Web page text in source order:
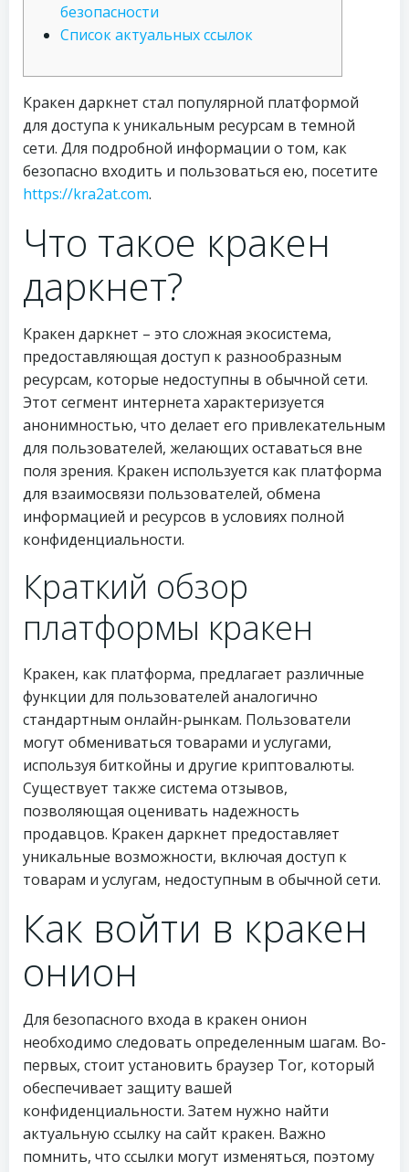
безопасности
Список актуальных ссылок
Кракен даркнет стал популярной платформой
для доступа к уникальным ресурсам в темной
сети. Для подробной информации о том, как
безопасно входить и пользоваться ею, посетите
https://kra2at.com.
Что такое кракен
даркнет?
Кракен даркнет – это сложная экосистема,
предоставляющая доступ к разнообразным
ресурсам, которые недоступны в обычной сети.
Этот сегмент интернета характеризуется
анонимностью, что делает его привлекательным
для пользователей, желающих оставаться вне
поля зрения. Кракен используется как платформа
для взаимосвязи пользователей, обмена
информацией и ресурсов в условиях полной
конфиденциальности.
Краткий обзор
платформы кракен
Кракен, как платформа, предлагает различные
функции для пользователей аналогично
стандартным онлайн-рынкам. Пользователи
могут обмениваться товарами и услугами,
используя биткойны и другие криптовалюты.
Существует также система отзывов,
позволяющая оценивать надежность
продавцов. Кракен даркнет предоставляет
уникальные возможности, включая доступ к
товарам и услугам, недоступным в обычной сети.
Как войти в кракен
онион
Для безопасного входа в кракен онион
необходимо следовать определенным шагам. Во-
первых, стоит установить браузер Tor, который
обеспечивает защиту вашей
конфиденциальности. Затем нужно найти
актуальную ссылку на сайт кракен. Важно
помнить, что ссылки могут изменяться, поэтому